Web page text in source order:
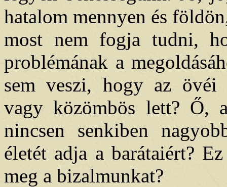
hatalom mennyen és
most nem fogja tudni,
problémának a
sem veszi, hogy az övéi
vagy közömbös lett? Ő,
nincsen senkiben
életét adja a barátaiért?
meg a bizalmunkat?